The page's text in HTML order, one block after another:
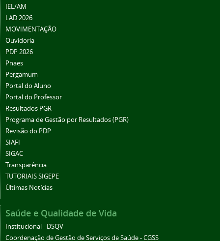
IEL/AM
LAD 2026
MOVIMENTAÇÃO
Ouvidoria
PDP 2026
Pnaes
Pergamum
Portal do Aluno
Portal do Professor
Resultados PGR
Programa de Gestão por Resultados (PGR)
Revisão do PDP
SIAFI
SIGAC
Transparência
TUTORIAIS SIGEPE
Últimas Notícias
Saúde e Qualidade de Vida
Institucional - DSQV
Coordenação de Gestão de Serviços de Saúde - CGSS